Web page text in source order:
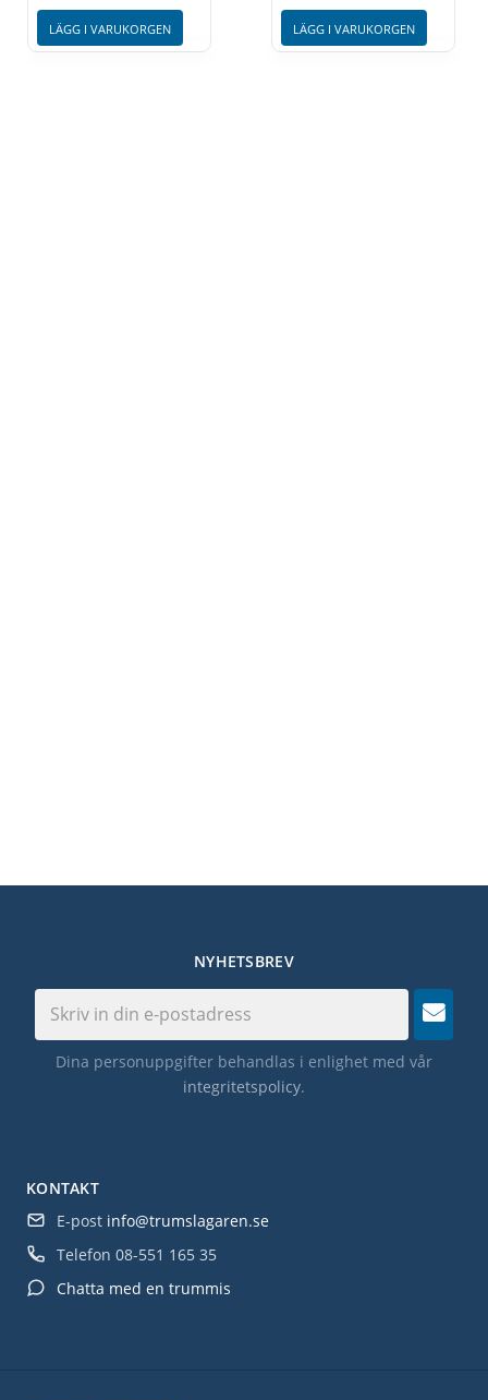
LÄGG I VARUKORGEN LÄGG I VARUKORGEN
KONTAKT
E-post info@trumslagaren.se
Telefon 08-551 165 35
Chatta med en trummis
NYHETSBREV
Dina personuppgifter behandlas i enlighet med vår
integritetspolicy.